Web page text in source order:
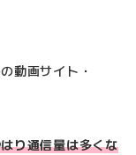
動画サイト・
り通信量は多くな